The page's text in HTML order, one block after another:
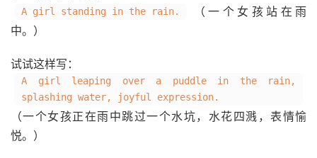
A girl standing in the rain.
（一个女孩站在雨
中。）
试试这样写：
A girl leaping over a puddle in the rain,
splashing water, joyful expression.
（一个女孩正在雨中跳过一个水坑，水花四溅，表情愉
悦。）